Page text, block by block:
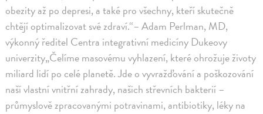
obezity až po depresi, a také pro všechny, kteří skutečně
chtějí optimalizovat své zdraví.“– Adam Perlman, MD,
výkonný ředitel Centra integrativní medicíny Dukeovy
univerzity„Čelíme masovému vyhlazení, které ohrožuje životy
miliard lidí po celé planetě. Jde o vyvražďování a poškozování
naší vlastní vnitřní zahrady, našich střevních bakterií –
průmyslově zpracovanými potravinami, antibiotiky, léky na